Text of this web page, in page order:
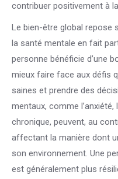
contribuer positivement à
Le bien-être global repose
la santé mentale en fait
personne bénéficie d’une
mieux faire face aux défis
saines et prendre des
mentaux, comme
chronique, peuvent, au
affectant la manière dont
son environnement. Une
est généralement plus